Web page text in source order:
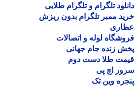
تلگرام و تلگرام طلایی
ممبر تلگرام بدون ریزش
لوله و اتصالات
زنده جام جهانی
طلا دست دوم
اچ پی
وین تک